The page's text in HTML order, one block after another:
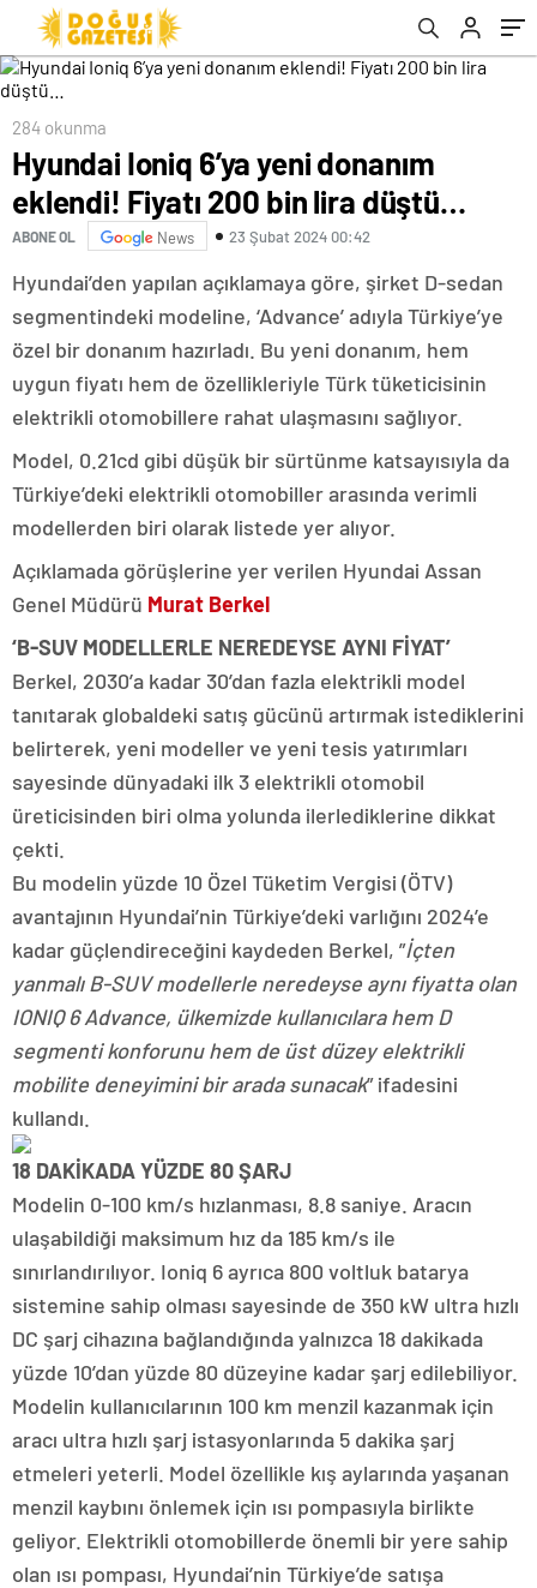
284 okunma
Hyundai Ioniq 6’ya yeni donanım
eklendi! Fiyatı 200 bin lira düştü…
ABONE OL News 23 Şubat 2024 00:42
Hyundai’den yapılan açıklamaya göre, şirket D-sedan
segmentindeki modeline, ‘Advance’ adıyla Türkiye’ye
özel bir donanım hazırladı. Bu yeni donanım, hem
uygun fiyatı hem de özellikleriyle Türk tüketicisinin
elektrikli otomobillere rahat ulaşmasını sağlıyor.
Model, 0.21cd gibi düşük bir sürtünme katsayısıyla da
Türkiye’deki elektrikli otomobiller arasında verimli
modellerden biri olarak listede yer alıyor.
Açıklamada görüşlerine yer verilen Hyundai Assan
Genel Müdürü Murat Berkel
‘B-SUV MODELLERLE NEREDEYSE AYNI FİYAT’
Berkel, 2030’a kadar 30’dan fazla elektrikli model
tanıtarak globaldeki satış gücünü artırmak istediklerini
belirterek, yeni modeller ve yeni tesis yatırımları
sayesinde dünyadaki ilk 3 elektrikli otomobil
üreticisinden biri olma yolunda ilerlediklerine dikkat
çekti.
Bu modelin yüzde 10 Özel Tüketim Vergisi (ÖTV)
avantajının Hyundai’nin Türkiye’deki varlığını 2024’e
kadar güçlendireceğini kaydeden Berkel, ”İçten
yanmalı B-SUV modellerle neredeyse aynı fiyatta olan
IONIQ 6 Advance, ülkemizde kullanıcılara hem D
segmenti konforunu hem de üst düzey elektrikli
mobilite deneyimini bir arada sunacak” ifadesini
kullandı.
18 DAKİKADA YÜZDE 80 ŞARJ
Modelin 0-100 km/s hızlanması, 8.8 saniye. Aracın
ulaşabildiği maksimum hız da 185 km/s ile
sınırlandırılıyor. Ioniq 6 ayrıca 800 voltluk batarya
sistemine sahip olması sayesinde de 350 kW ultra hızlı
DC şarj cihazına bağlandığında yalnızca 18 dakikada
yüzde 10’dan yüzde 80 düzeyine kadar şarj edilebiliyor.
Modelin kullanıcılarının 100 km menzil kazanmak için
aracı ultra hızlı şarj istasyonlarında 5 dakika şarj
etmeleri yeterli. Model özellikle kış aylarında yaşanan
menzil kaybını önlemek için ısı pompasıyla birlikte
geliyor. Elektrikli otomobillerde önemli bir yere sahip
olan ısı pompası, Hyundai’nin Türkiye’de satışa